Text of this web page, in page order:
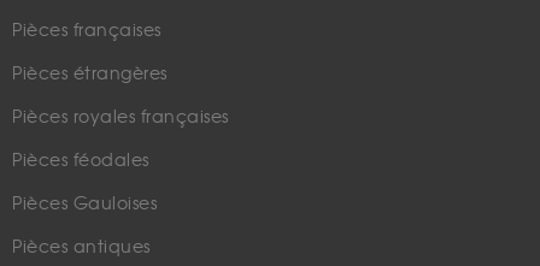
Pièces françaises
Pièces étrangères
Pièces royales françaises
Pièces féodales
Pièces Gauloises
Pièces antiques